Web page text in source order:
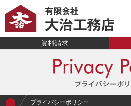
有限会社大治工
資料請求
プライバシーポリシー